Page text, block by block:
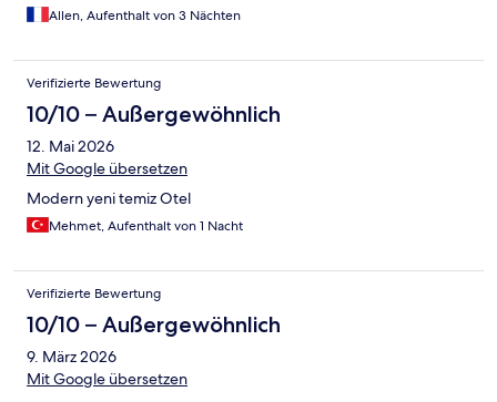
Allen, Aufenthalt von 3 Nächten
Verifizierte Bewertung
10/10 – Außergewöhnlich
12. Mai 2026
Mit Google übersetzen
Modern yeni temiz Otel
Mehmet, Aufenthalt von 1 Nacht
Verifizierte Bewertung
10/10 – Außergewöhnlich
9. März 2026
Mit Google übersetzen